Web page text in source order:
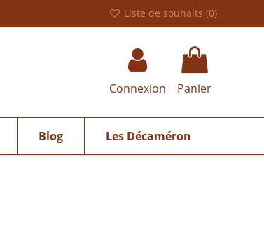
Liste de souhaits (0)
Connexion Panier
Blog Les Décaméron